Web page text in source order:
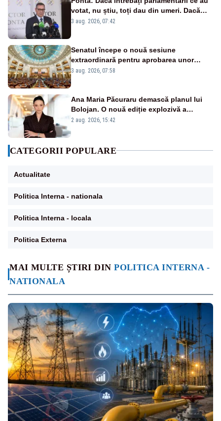
MAI MULTE ȘTIRI DINPOLITICA INTERNA -
NATIONALA
votat, nu știu, toți dau din umeri. Dacă
întrebi de ce au votat pro sau contra, o să
3 aug. 2026, 07:42
Senatul începe o nouă sesiune
extraordinară pentru aprobarea unor
jaloane din PNRR
3 aug. 2026, 07:58
Ana Maria Păcuraru demască planul lui
Bolojan. O nouă ediție explozivă a
emisiunii „Miza Zilei” la Realitatea PLUS
2 aug. 2026, 15:42
CATEGORII POPULARE
Actualitate
Politica Interna - nationala
Politica Interna - locala
Politica Externa